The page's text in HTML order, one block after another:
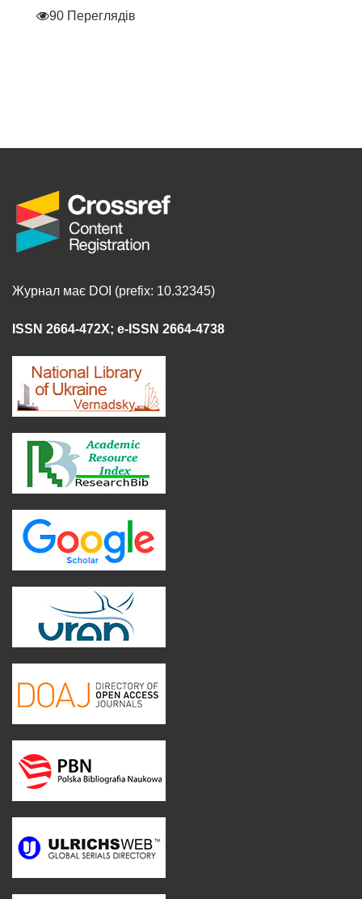
90 Переглядів
Журнал має DOI (prefix: 10.32345)
ISSN 2664-472X; e-ISSN 2664-4738